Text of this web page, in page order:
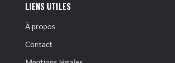
LIENS UTILES
À propos
Contact